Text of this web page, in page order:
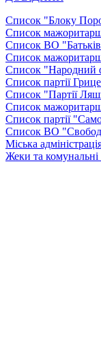
Список "Блоку
Список
Список ВО
Список
Список "Народний
Список партії
Список "Партії
Список
Список партії
Список ВО
Міська
Жеки та